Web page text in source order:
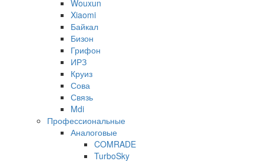
Wouxun
Xiaomi
Байкал
Бизон
Грифон
ИРЗ
Круиз
Сова
Связь
Mdi
Профессиональные
Аналоговые
COMRADE
TurboSky